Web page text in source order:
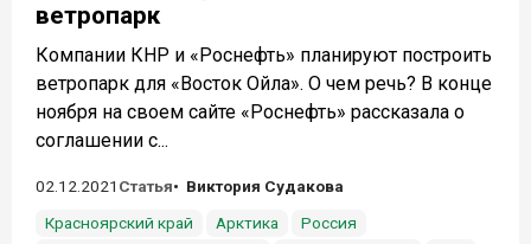
ветропарк
Компании КНР и «Роснефть» планируют построить
ветропарк для «Восток Ойла». О чем речь? В конце
ноября на своем сайте «Роснефть» рассказала о
соглашении с...
02.12.2021 Статья
Виктория Судакова
Красноярский край
Арктика
Россия